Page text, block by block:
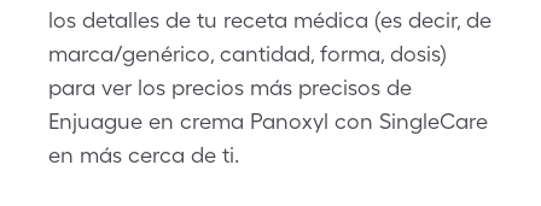
los detalles de tu receta médica (es decir, de
marca/genérico, cantidad, forma, dosis)
para ver los precios más precisos de
Enjuague en crema Panoxyl con SingleCare
en más cerca de ti.